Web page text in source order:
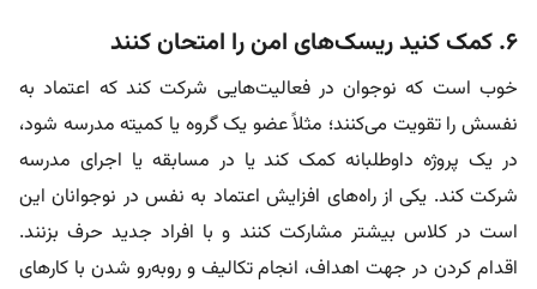
۶. کمک کنید ریسک‌های امن را امتحان کنند
خوب است که نوجوان در فعالیت‌هایی شرکت کند که اعتماد به
نفسش را تقویت می‌کنند؛ مثلاً عضو یک گروه یا کمیته مدرسه شود،
در یک پروژه داوطلبانه کمک کند یا در مسابقه یا اجرای مدرسه
شرکت کند. یکی از راه‌های افزایش اعتماد به نفس در نوجوانان این
است در کلاس بیشتر مشارکت کنند و با افراد جدید حرف بزنند.
اقدام کردن در جهت اهداف، انجام تکالیف و روبه‌رو شدن با کارهای